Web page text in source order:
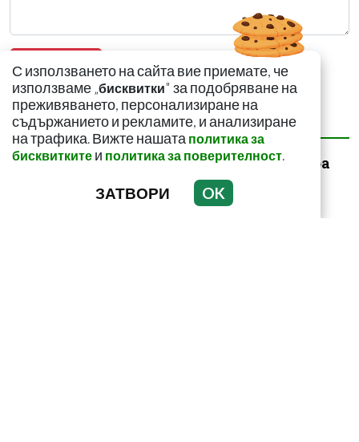
НАЙ-ЧЕТЕНИ НАЙ-КОМЕНТИРАНИ
За какво сигнализира
болката ниско в
корема? Опасна ли е
С използването на сайта вие приемате, че
използваме „бисквитки" за подобряване на
преживяването, персонализиране на
съдържанието и рекламите, и анализиране
на трафика. Вижте нашата политика за
бисквитките и политика за поверителност.
ЗАТВОРИ OK